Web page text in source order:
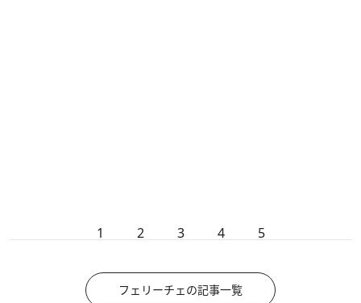
1 2 3 4 5
フェリーチェの記事一覧